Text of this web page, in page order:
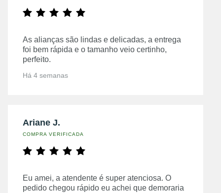
As alianças são lindas e delicadas, a entrega
foi bem rápida e o tamanho veio certinho,
perfeito.
Há 4 semanas
Ariane J.
COMPRA VERIFICADA
Eu amei, a atendente é super atenciosa. O
pedido chegou rápido eu achei que demoraria